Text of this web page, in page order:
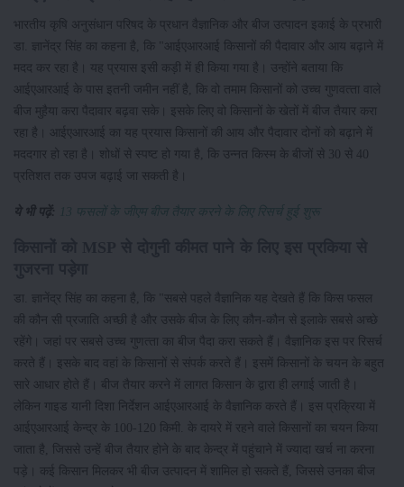
भारतीय कृषि अनुसंधान परिषद के प्रधान वैज्ञानिक और बीज उत्‍पादन इकाई के प्रभारी
डा. ज्ञानेंद्र सिंह का कहना है, कि "आईएआरआई किसानों की पैदावार और आय बढ़ाने में
मदद कर रहा है। यह प्रयास इसी कड़ी में ही किया गया है। उन्‍होंने बताया कि
आईएआरआई के पास इतनी जमीन नहीं है, कि वो तमाम किसानों को उच्‍च गुणवत्‍ता वाले
बीज मुहैया करा पैदावार बढ़वा सके। इसके लिए वो किसानों के खेतों में बीज तैयार करा
रहा है। आईएआरआई का यह प्रयास किसानों की आय और पैदावार दोनों को बढ़ाने में
मददगार हो रहा है। शोधों से स्‍पष्‍ट हो गया है, कि उन्‍नत किस्‍म के बीजों से 30 से 40
प्रतिशत तक उपज बढ़ाई जा सकती है।
ये भी पढ़ें: 13 फसलों के जीएम बीज तैयार करने के लिए रिसर्च हुई शुरू
डा. ज्ञानेंद्र सिंह का कहना है, कि "सबसे पहले वैज्ञानिक यह देखते हैं कि किस फसल
की कौन सी प्रजाति अच्‍छी है और उसके बीज के लिए कौन-कौन से इलाके सबसे अच्‍छे
रहेंगे। जहां पर सबसे उच्‍च गुणत्‍ता का बीज पैदा करा सकते हैं। वैज्ञानिक इस पर रिसर्च
करते हैं। इसके बाद वहां के किसानों से संपर्क करते हैं। इसमें किसानों के चयन के बहुत
सारे आधार होते हैं। बीज तैयार करने में लागत किसान के द्वारा ही लगाई जाती है।
लेकिन गाइड यानी दिशा निर्देशन आईएआरआई के वैज्ञानिक करते हैं। इस प्रक्रिया में
आईएआरआई केन्‍द्र के 100-120 किमी. के दायरे में रहने वाले किसानों का चयन किया
जाता है, जिससे उन्‍हें बीज तैयार होने के बाद केन्‍द्र में पहुंचाने में ज्‍यादा खर्च ना करना
पड़े। कई किसान मिलकर भी बीज उत्‍पादन में शामिल हो सकते हैं, जिससे उनका बीज